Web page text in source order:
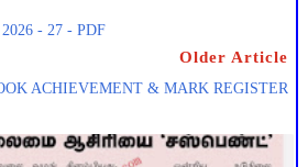
- 27 - PDF
Older Article
ACHIEVEMENT & MARK REGISTER